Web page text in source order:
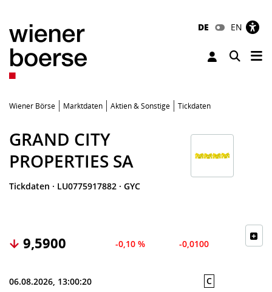
DE EN
Toggle
Wiener Börse Marktdaten Aktien & Sonstige Tickdaten
GRAND CITY
PROPERTIES SA
Tickdaten · LU0775917882 · GYC
9,5900 -0,10 % -0,0100
06.08.2026, 13:00:20 C